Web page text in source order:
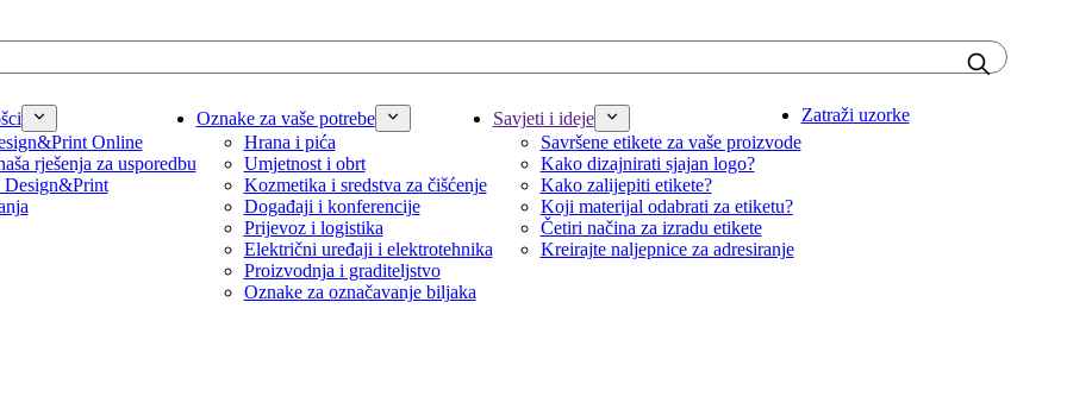
Online
rješenja za usporedbu
Design&Print
Oznake za vaše potrebe
Hrana i pića
Umjetnost i obrt
Kozmetika i sredstva za čišćenje
Događaji i konferencije
Prijevoz i logistika
Električni uređaji i elektrotehnika
Proizvodnja i graditeljstvo
Oznake za označavanje biljaka
Savjeti i ideje
Savršene etikete za vaše proizvode
Kako dizajnirati sjajan logo?
Kako zalijepiti etikete?
Koji materijal odabrati za etiketu?
Četiri načina za izradu etikete
Kreirajte naljepnice za adresiranje
Zatraži uzorke